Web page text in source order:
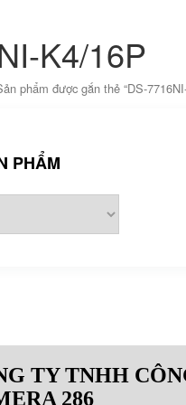
K4/16P
phẩm được gắn thẻ “DS-
PHẨM
TY TNHH
286